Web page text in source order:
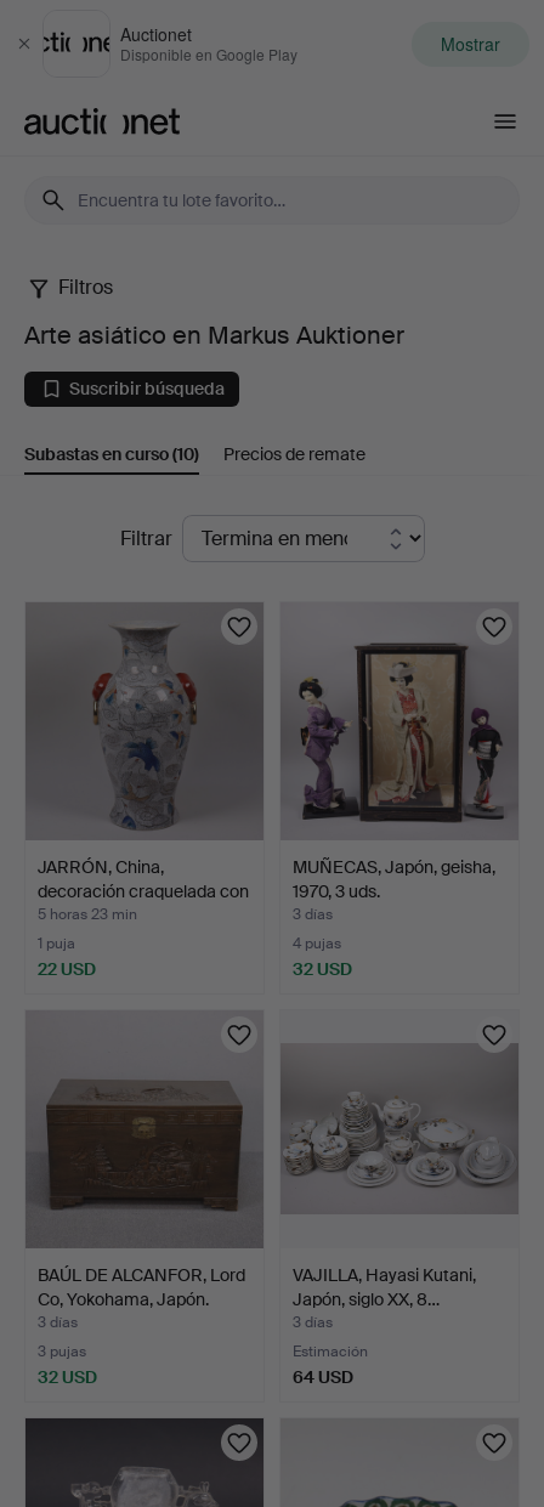
Cerrar
Auctionet
Disponible en Google Play Mostrar
Arte
asiático
en
Markus
Auktioner
Filtros
Arte asiático en Markus Auktioner
Suscribir búsqueda
Subastas en curso(10) Precios de remate
SubastasFiltrar
JARRÓN, China,
decoración craquelada con
g…
5 horas 23 min
1 puja
22 USD
MUÑECAS, Japón, geisha,
1970, 3 uds.
3 días
4 pujas
32 USD
BAÚL DE ALCANFOR, Lord
Co, Yokohama, Japón.
3 días
3 pujas
32 USD
VAJILLA, Hayasi Kutani,
Japón, siglo XX, 8…
3 días
Estimación
64 USD